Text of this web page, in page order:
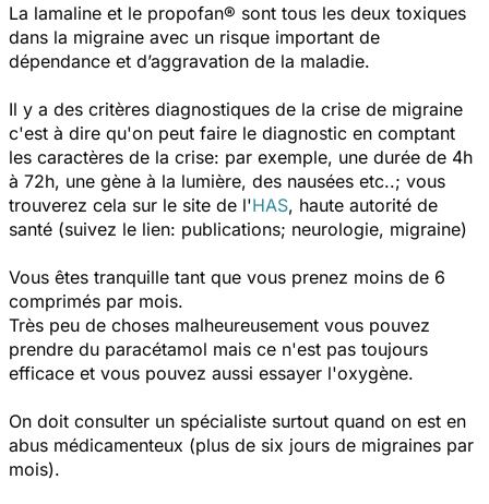
La lamaline et le propofan® sont tous les deux toxiques
dans la migraine avec un risque important de
dépendance et d’aggravation de la maladie.
Il y a des critères diagnostiques de la crise de migraine
c'est à dire qu'on peut faire le diagnostic en comptant
les caractères de la crise: par exemple, une durée de 4h
à 72h, une gène à la lumière, des nausées etc..; vous
trouverez cela sur le site de l'HAS, haute autorité de
santé (suivez le lien: publications; neurologie, migraine)
Vous êtes tranquille tant que vous prenez moins de 6
comprimés par mois.
Très peu de choses malheureusement vous pouvez
prendre du paracétamol mais ce n'est pas toujours
efficace et vous pouvez aussi essayer l'oxygène.
On doit consulter un spécialiste surtout quand on est en
abus médicamenteux (plus de six jours de migraines par
mois).